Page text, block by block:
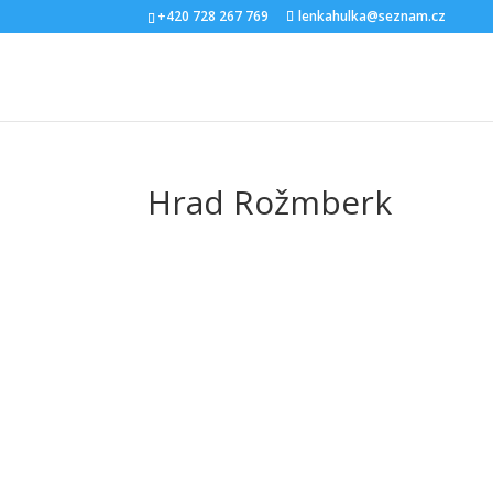
+420 728 267 769 lenkahulka@seznam.cz
Hrad Rožmberk